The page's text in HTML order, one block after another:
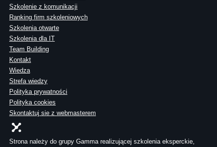
Szkolenie z komunikacji
Ranking firm szkoleniowych
Szkolenia otwarte
Szkolenia dla IT
Team Building
Kontakt
Wiedza
Strefa wiedzy
Polityka prywatności
Polityka cookies
Skontaktuj sie z webmasterem
Strona należy do grupy Gamma realizującej szkolenia eksperckie,